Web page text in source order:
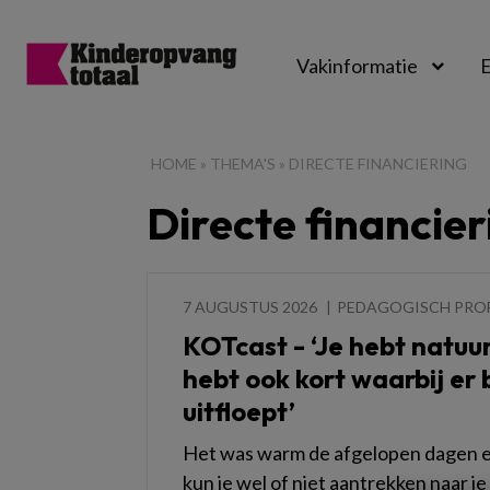
Vakinformatie
HOME » THEMA'S » DIRECTE FINANCIERING
Directe
7 AUGUSTUS 2026 PEDAGOGISCH
KOTcast - ‘Je hebt
hebt ook kort waarbij er
uitfloept’
Het was warm de afgelopen dagen
kun je wel of niet aantrekken naar